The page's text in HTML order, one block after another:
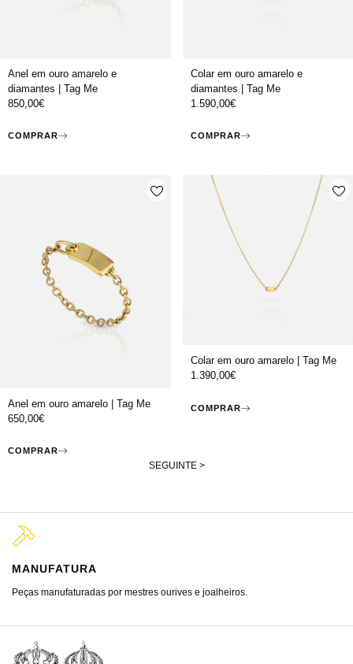
Anel em ouro amarelo e
diamantes | Tag Me
850,00€
COMPRAR
Colar em ouro amarelo e
diamantes | Tag Me
1.590,00€
COMPRAR
Anel em ouro amarelo | Tag Me
650,00€
COMPRAR
Colar em ouro amarelo | Tag Me
1.390,00€
COMPRAR
SEGUINTE >
MANUFATURA
Peças manufaturadas por mestres ourives e joalheiros.